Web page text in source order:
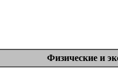
Физические и